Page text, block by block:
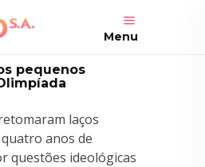
Menu
pequenos
laços
anos de
questões ideológicas